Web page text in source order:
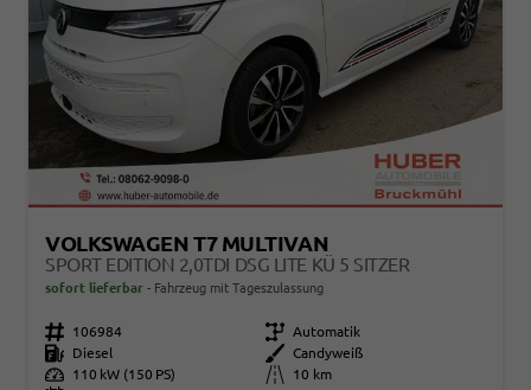
VOLKSWAGEN T7 MULTIVAN
SPORT EDITION 2,0TDI DSG LITE KÜ 5 SITZER
sofort lieferbar Fahrzeug mit Tageszulassung
Fahrzeugnr. 106984 Getriebe Automatik
Kraftstoff
Diesel Außenfarbe
Candyweiß
Leistung
110 kW (150 PS) Kilometerstand
10 km